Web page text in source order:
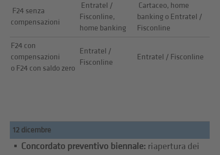
F24 senza
compensazioni
Entratel /
Fisconline,
home banking
Cartaceo, home
banking o Entratel /
Fisconline
F24 con
compensazioni
o F24 con saldo zero
Entratel /
Fisconline
Entratel / Fisconline
12 dicembre
Concordato preventivo biennale: riapertura dei